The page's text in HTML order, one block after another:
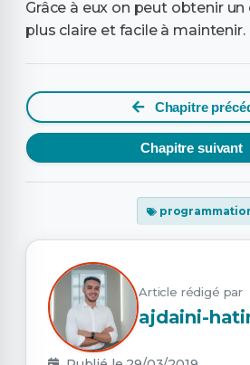
Grâce à eux on peut obtenir
plus claire et facile à maintenir.
Chapitre
Chapitre suivant
Article rédigé par
ajdaini-